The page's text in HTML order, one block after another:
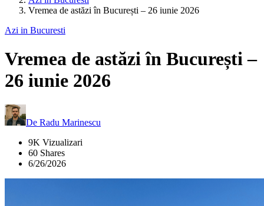
Vremea de astăzi în București – 26 iunie 2026
Azi in Bucuresti
Vremea de astăzi în București –
26 iunie 2026
De Radu Marinescu
9K Vizualizari
60 Shares
6/26/2026